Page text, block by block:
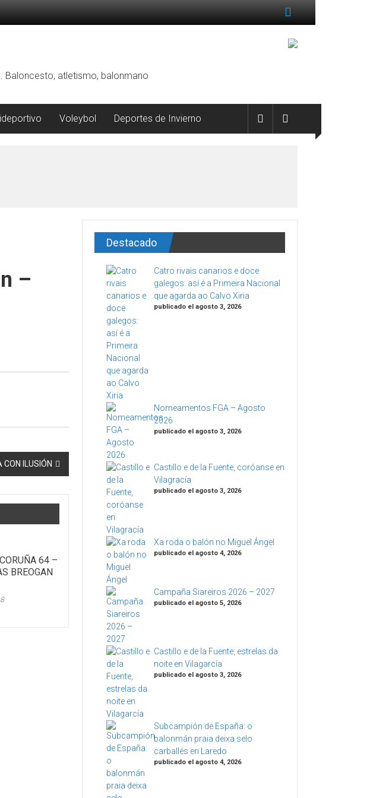
Baloncesto, atletismo, balonmano
Voleybol Deportes de Invierno
–
CON ILUSIÓN
64 –
BREOGAN
Destacado
Catro rivais canarios e doce
galegos: así é a Primeira Nacional
que agarda ao Calvo Xiria
publicado el agosto 3, 2026
Nomeamentos FGA – Agosto
2026
publicado el agosto 3, 2026
Castillo e de la Fuente, coróanse en
Vilagracía
publicado el agosto 3, 2026
Xa roda o balón no Miguel Ángel
publicado el agosto 4, 2026
Campaña Siareiros 2026 – 2027
publicado el agosto 5, 2026
Castillo e de la Fuente, estrelas da
noite en Vilagarcía
publicado el agosto 3, 2026
Subcampión de España: o
balonmán praia deixa selo
carballés en Laredo
publicado el agosto 4, 2026